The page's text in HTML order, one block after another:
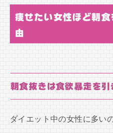
痩せたい女性ほど朝
由
朝食抜きは食欲暴走を引
ダイエット中の女性に多い